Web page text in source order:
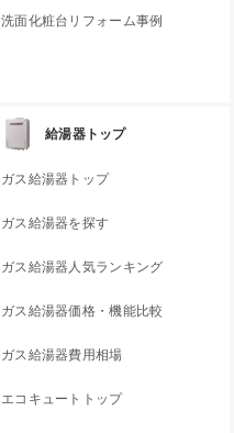
洗面化粧台リフォーム事例
給湯器トップ
ガス給湯器トップ
ガス給湯器を探す
ガス給湯器人気ランキング
ガス給湯器価格・機能比較
ガス給湯器費用相場
エコキュートトップ